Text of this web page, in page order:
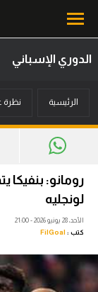
أخبار
ميركاتو
فانتازي في الجول
مسابقة
فيديوهات
الدوري الإسباني
الرئيسية نظرة
رومانو: بنفيكا
لونجليه
الأحد، 28 يونيو 2026 - 21:00
كتب : FilGoal